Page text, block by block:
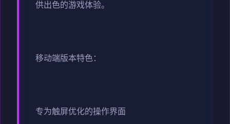
供出色的游戏体验。
移动端版本特色：
专为触屏优化的操作界面